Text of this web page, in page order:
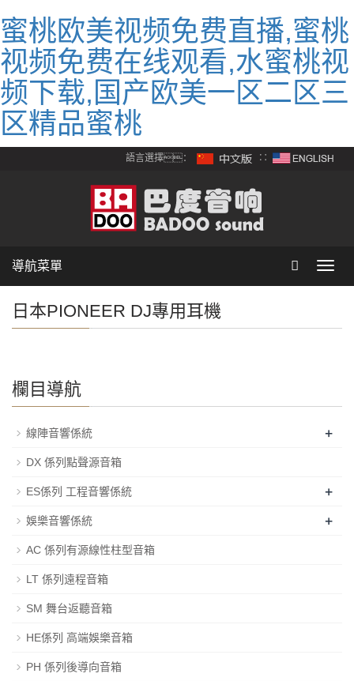
蜜桃欧美视频免费直播,蜜桃
视频免费在线观看,水蜜桃视
频下载,国产欧美一区二区三
区精品蜜桃
語言選擇： ∷
導航菜單
日本PIONEER DJ專用耳機
欄目導航
線陣音響係統 +
DX 係列點聲源音箱
ES係列 工程音響係統 +
娛樂音響係統 +
AC 係列有源線性柱型音箱
LT 係列遠程音箱
SM 舞台返聽音箱
HE係列 高端娛樂音箱
PH 係列後導向音箱